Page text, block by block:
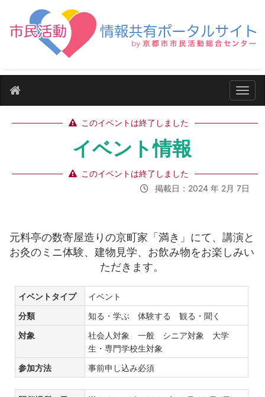
ナビ
このイベントは終了しました
イベント情報
このイベントは終了しました
掲載日：2024 年 2月 7日
元料亭の数寄屋造りの京町家「満き」にて、講演と
お灸のミニ体験、建物見学、お飲み物をお楽しみい
ただきます。
イベントタイプ イベント
分類 知る・学ぶ 体験する 観る・聞く
対象
社会人対象 一般 シニア対象 大学
生・専門学校生対象
参加方法 事前申し込み必須